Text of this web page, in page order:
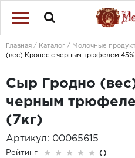
Главная Каталог Молочные
(вес) Кронес с черным трюфелем 45%
Сыр Гродно
черным
(7кг)
Артикул: 00065615
Рейтинг ()